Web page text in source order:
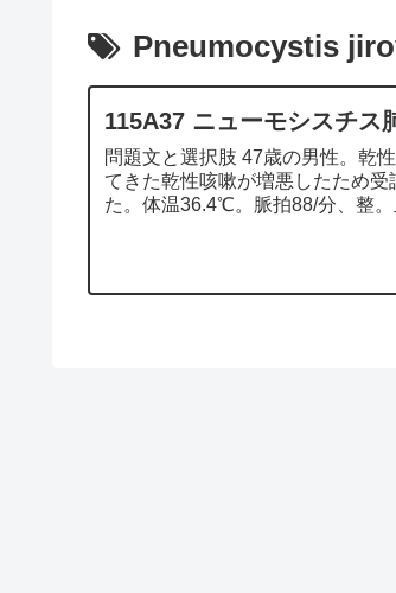
Pneumocystis
115A37 ニューモシスチス
問題文と選択肢 47歳の男性。乾
てきた乾性咳嗽が増悪したため
た。体温36.4℃。脈拍88/分、整。